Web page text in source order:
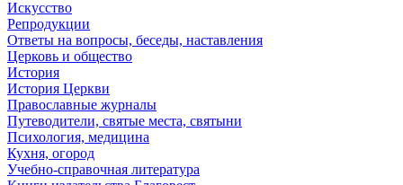
Искусство
Репродукции
Ответы на вопросы, беседы, наставления
Церковь и общество
История
История Церкви
Православные журналы
Путеводители, святые места, святыни
Психология, медицина
Кухня, огород
Учебно-справочная литература